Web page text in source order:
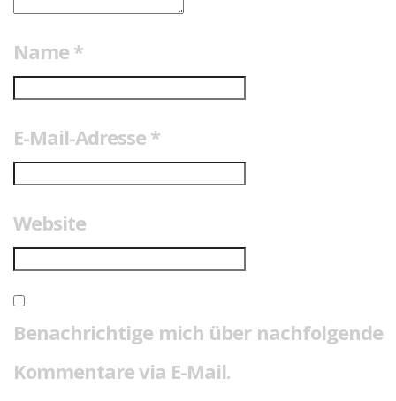
Name *
E-Mail-Adresse *
Website
Benachrichtige mich über nachfolgende
Kommentare via E-Mail.